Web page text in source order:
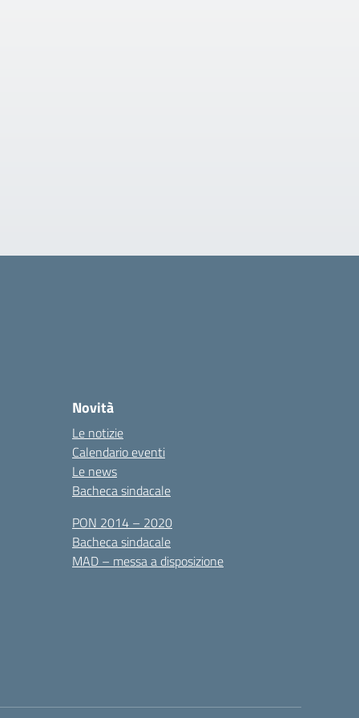
Novità
Le notizie
Calendario eventi
Le news
Bacheca sindacale
PON 2014 – 2020
Bacheca sindacale
MAD – messa a disposizione